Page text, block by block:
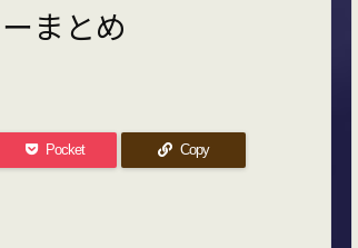
まとめ
Pocket Copy